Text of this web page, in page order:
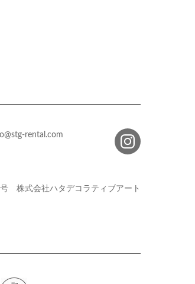
rental.com
株式会社ハタデコラティブアート